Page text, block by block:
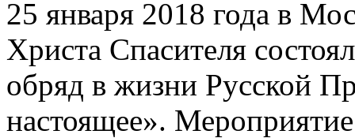
25 января 2018 года в
Христа Спасителя
обряд в жизни Русской
настоящее».